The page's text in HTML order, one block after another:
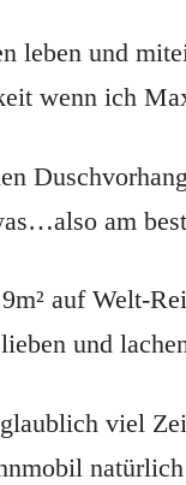
leben und
wenn ich
am
auf Welt-
und
viel